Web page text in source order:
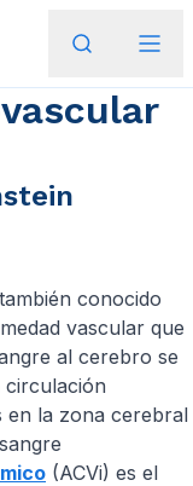
conocido
vascular que
al cerebro se
circulación
en la zona cerebral
(ACVi) es el